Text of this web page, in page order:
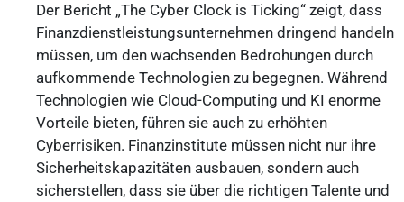
Der Bericht „The Cyber Clock is Ticking“ zeigt, dass
Finanzdienstleistungsunternehmen dringend handeln
müssen, um den wachsenden Bedrohungen durch
aufkommende Technologien zu begegnen. Während
Technologien wie Cloud-Computing und KI enorme
Vorteile bieten, führen sie auch zu erhöhten
Cyberrisiken. Finanzinstitute müssen nicht nur ihre
Sicherheitskapazitäten ausbauen, sondern auch
sicherstellen, dass sie über die richtigen Talente und